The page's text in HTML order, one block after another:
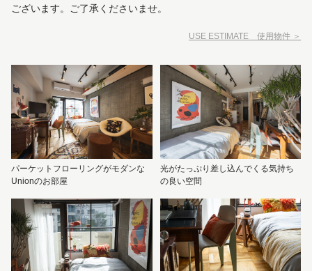
ございます。ご了承くださいませ。
USE ESTIMATE 使用物件 ＞
パーケットフローリングがモダンな
Unionのお部屋
光がたっぷり差し込んでくる気持ち
の良い空間